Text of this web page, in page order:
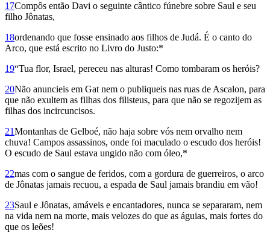
17Compôs então Davi o seguinte cântico fúnebre sobre Saul e seu
filho Jônatas,
18ordenando que fosse ensinado aos filhos de Judá. É o canto do
Arco, que está escrito no Livro do Justo:*
19“Tua flor, Israel, pereceu nas alturas! Como tombaram os heróis?
20Não anuncieis em Gat nem o publiqueis nas ruas de Ascalon, para
que não exultem as filhas dos filisteus, para que não se regozijem as
filhas dos incircuncisos.
21Montanhas de Gelboé, não haja sobre vós nem orvalho nem
chuva! Campos assassinos, onde foi maculado o escudo dos heróis!
O escudo de Saul estava ungido não com óleo,*
22mas com o sangue de feridos, com a gordura de guerreiros, o arco
de Jônatas jamais recuou, a espada de Saul jamais brandiu em vão!
23Saul e Jônatas, amáveis e encantadores, nunca se separaram, nem
na vida nem na morte, mais velozes do que as águias, mais fortes do
que os leões!